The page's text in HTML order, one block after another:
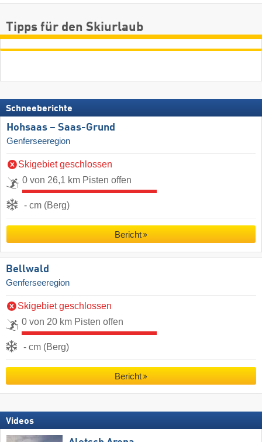
Tipps für den Skiurlaub
Schneeberichte
Hohsaas – Saas-Grund
Genferseeregion
Skigebiet geschlossen
0 von 26,1 km Pisten offen
- cm (Berg)
Bericht
Bellwald
Genferseeregion
Skigebiet geschlossen
0 von 20 km Pisten offen
- cm (Berg)
Bericht
Videos